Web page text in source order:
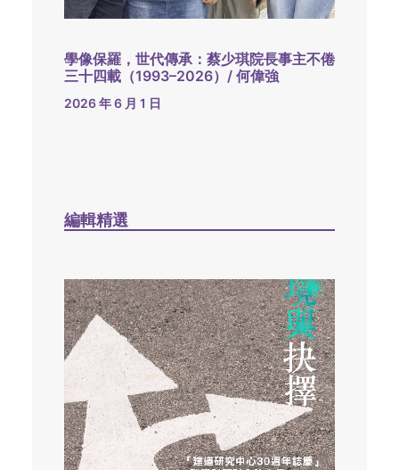
學像保羅，世代傳承：蔡少琪院長事主不倦
三十四載（1993–2026）/ 何偉強
2026 年 6 月 1 日
編輯精選